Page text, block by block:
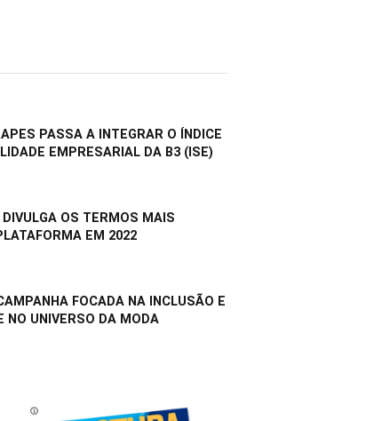
PASSA A INTEGRAR O ÍNDICE
EMPRESARIAL DA B3 (ISE)
DIVULGA OS TERMOS MAIS
EM 2022
FOCADA NA INCLUSÃO E
NO UNIVERSO DA MODA